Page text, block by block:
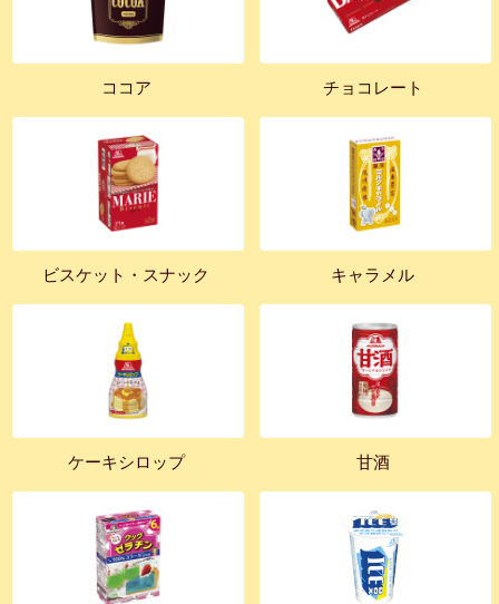
ココア チョコレート
ビスケット・スナック キャラメル
ケーキシロップ 甘酒